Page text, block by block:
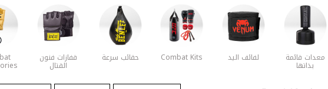
معدات قائمة
بذاتها
لفائف اليد Combat Kits حقائب سرعة قفازات فنون
القتال
المختلطة